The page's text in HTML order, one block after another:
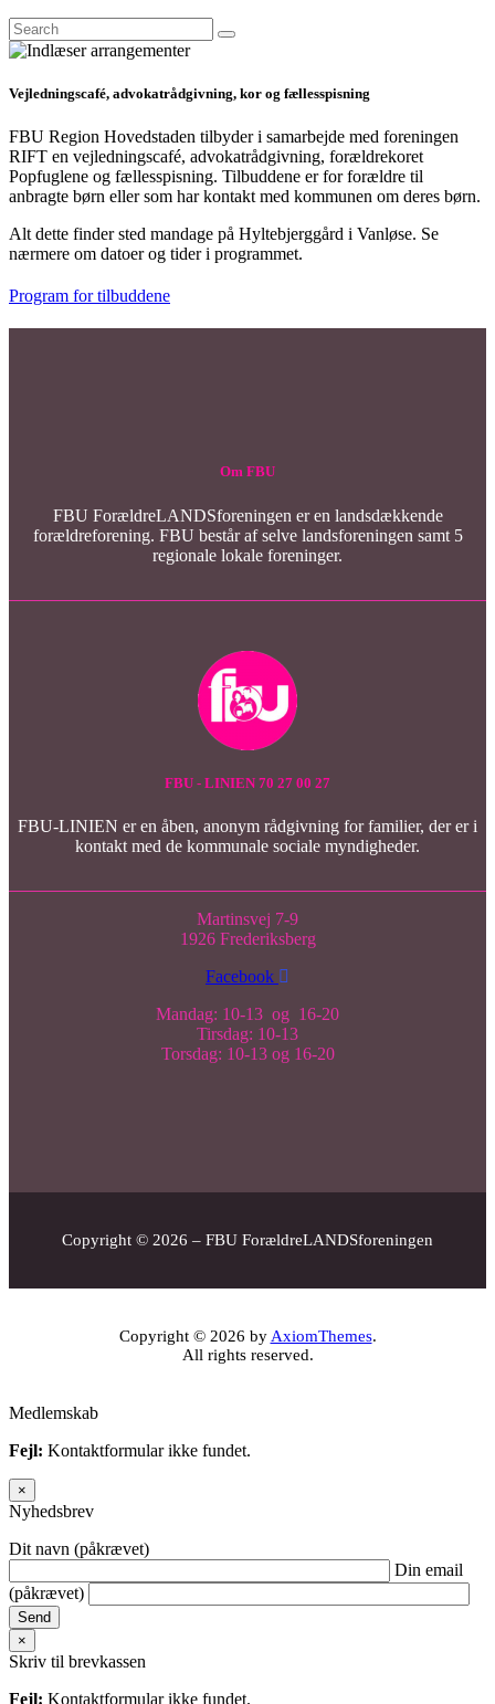
Vejledningscafé, advokatrådgivning, kor og fællesspisning
FBU Region Hovedstaden tilbyder i samarbejde med foreningen
RIFT en vejledningscafé, advokatrådgivning, forældrekoret
Popfuglene og fællesspisning. Tilbuddene er for forældre til
anbragte børn eller som har kontakt med kommunen om deres børn.
Alt dette finder sted mandage på Hyltebjerggård i Vanløse. Se
nærmere om datoer og tider i programmet.
Program for tilbuddene
Om FBU
FBU ForældreLANDSforeningen er en landsdækkende
forældreforening. FBU består af selve landsforeningen samt 5
regionale lokale foreninger.
FBU - LINIEN 70 27 00 27
FBU-LINIEN er en åben, anonym rådgivning for familier, der er i
kontakt med de kommunale sociale myndigheder.
Martinsvej 7-9
1926 Frederiksberg
Facebook
Mandag: 10-13 og 16-20
Tirsdag: 10-13
Torsdag: 10-13 og 16-20
Copyright © 2026 – FBU ForældreLANDSforeningen
Copyright © 2026 by AxiomThemes.
All rights reserved.
Medlemskab
Fejl: Kontaktformular ikke fundet.
×
Nyhedsbrev
Dit navn (påkrævet)
Din email
(påkrævet)
×
Skriv til brevkassen
Fejl: Kontaktformular ikke fundet.